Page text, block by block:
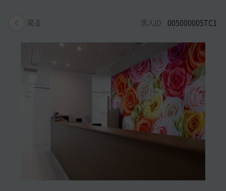
美容外科・美容皮膚科の医師転職体験談
美容クリニックインタビュー
美容医療の転職お役立ち記事
よくあるご質問
医師採用ご担当者様・その他問い合わせ
戻る 求人ID 005000005TC1